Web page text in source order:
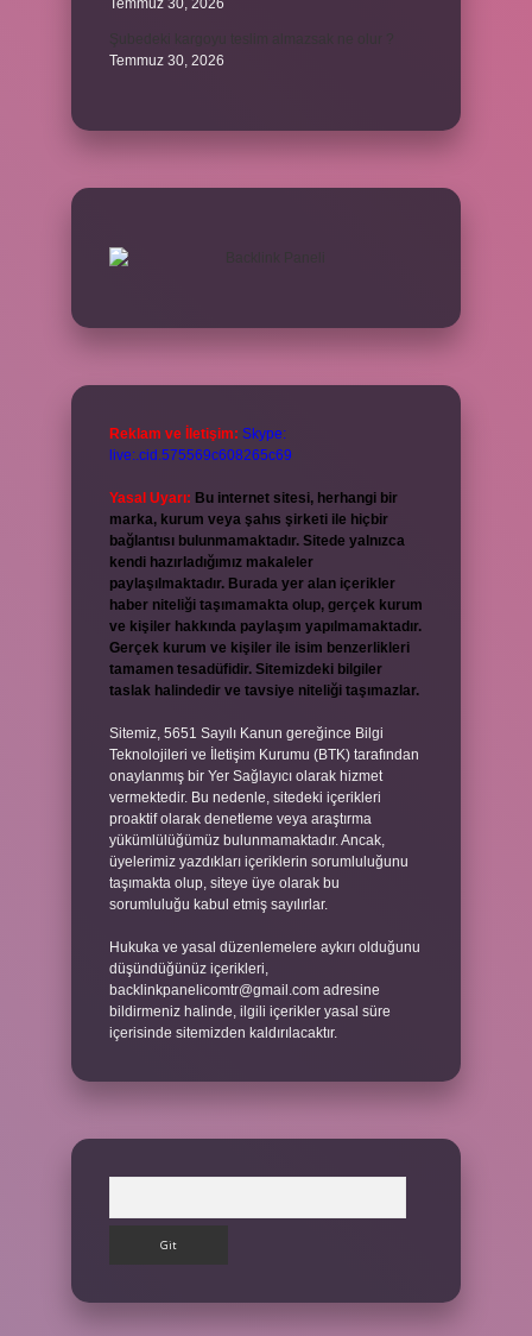
Temmuz 30, 2026
Temmuz 30, 2026
Reklam ve İletişim: Skype:
live:.cid.575569c608265c69
Yasal Uyarı: Bu internet sitesi, herhangi bir
marka, kurum veya şahıs şirketi ile hiçbir
bağlantısı bulunmamaktadır. Sitede yalnızca
kendi hazırladığımız makaleler
paylaşılmaktadır. Burada yer alan içerikler
haber niteliği taşımamakta olup, gerçek kurum
ve kişiler hakkında paylaşım yapılmamaktadır.
Gerçek kurum ve kişiler ile isim benzerlikleri
tamamen tesadüfidir. Sitemizdeki bilgiler
taslak halindedir ve tavsiye niteliği taşımazlar.
Sitemiz, 5651 Sayılı Kanun gereğince Bilgi
Teknolojileri ve İletişim Kurumu (BTK) tarafından
onaylanmış bir Yer Sağlayıcı olarak hizmet
vermektedir. Bu nedenle, sitedeki içerikleri
proaktif olarak denetleme veya araştırma
yükümlülüğümüz bulunmamaktadır. Ancak,
üyelerimiz yazdıkları içeriklerin sorumluluğunu
taşımakta olup, siteye üye olarak bu
sorumluluğu kabul etmiş sayılırlar.
Hukuka ve yasal düzenlemelere aykırı olduğunu
düşündüğünüz içerikleri,
backlinkpanelicomtr@gmail.com adresine
bildirmeniz halinde, ilgili içerikler yasal süre
içerisinde sitemizden kaldırılacaktır.